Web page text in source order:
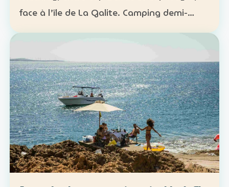
face à l’île de La Galite. Camping demi-
pension : 65 DT Camping pension complète
déjeuner : 120 DT…